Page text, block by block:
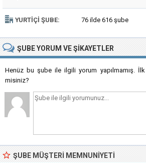
YURTIÇI ŞUBE: 76 ilde 616 şube
ŞUBEYORUM VE ŞIKAYETLER
Henüz bu şube ile ilgili yorum yapılmamış.
misiniz?
ŞUBE MÜŞTERI MEMNUNIYETI